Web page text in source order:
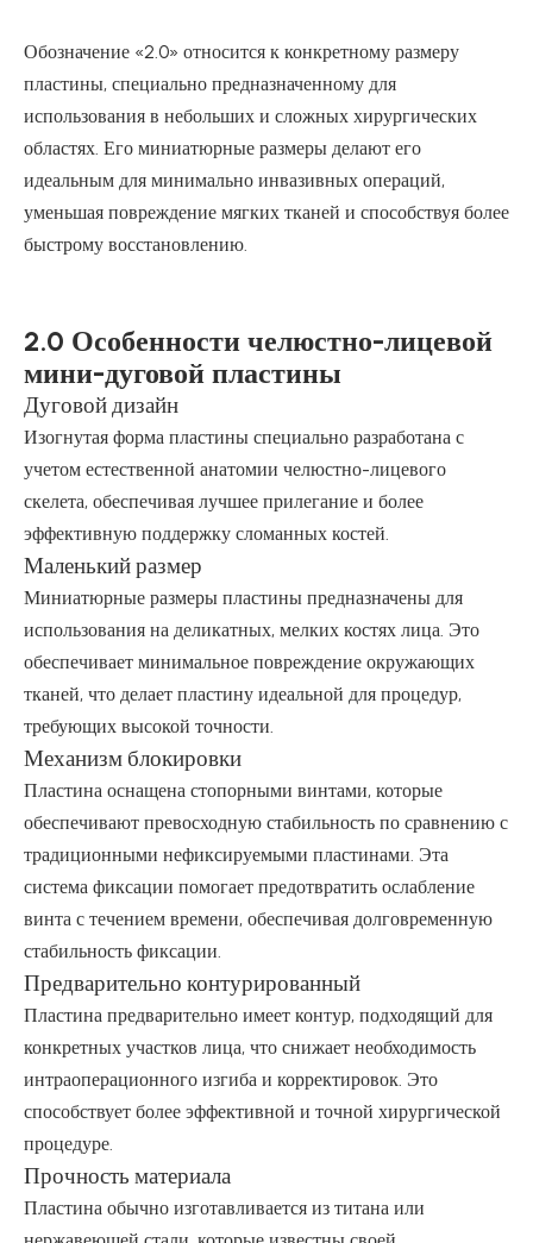
Обозначение «2.0» относится к конкретному размеру
пластины, специально предназначенному для
использования в небольших и сложных хирургических
областях. Его миниатюрные размеры делают его
идеальным для минимально инвазивных операций,
уменьшая повреждение мягких тканей и способствуя более
быстрому восстановлению.
2.0 Особенности челюстно-лицевой
мини-дуговой пластины
Дуговой дизайн
Изогнутая форма пластины специально разработана с
учетом естественной анатомии челюстно-лицевого
скелета, обеспечивая лучшее прилегание и более
эффективную поддержку сломанных костей.
Маленький размер
Миниатюрные размеры пластины предназначены для
использования на деликатных, мелких костях лица. Это
обеспечивает минимальное повреждение окружающих
тканей, что делает пластину идеальной для процедур,
требующих высокой точности.
Механизм блокировки
Пластина оснащена стопорными винтами, которые
обеспечивают превосходную стабильность по сравнению с
традиционными нефиксируемыми пластинами. Эта
система фиксации помогает предотвратить ослабление
винта с течением времени, обеспечивая долговременную
стабильность фиксации.
Предварительно контурированный
Пластина предварительно имеет контур, подходящий для
конкретных участков лица, что снижает необходимость
интраоперационного изгиба и корректировок. Это
способствует более эффективной и точной хирургической
процедуре.
Прочность материала
Пластина обычно изготавливается из титана или